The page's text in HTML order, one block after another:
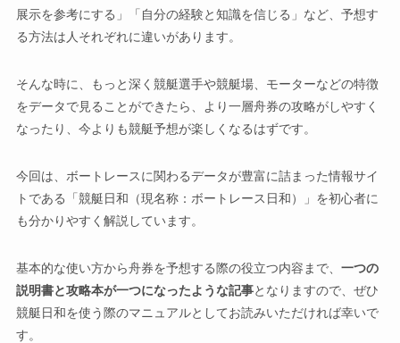
展示を参考にする」「自分の経験と知識を信じる」など、予想す
る方法は人それぞれに違いがあります。
そんな時に、もっと深く競艇選手や競艇場、モーターなどの特徴
をデータで見ることができたら、より一層舟券の攻略がしやすく
なったり、今よりも競艇予想が楽しくなるはずです。
今回は、ボートレースに関わるデータが豊富に詰まった情報サイ
トである「競艇日和（現名称：ボートレース日和）」を初心者に
も分かりやすく解説しています。
基本的な使い方から舟券を予想する際の役立つ内容まで、 一つの
説明書と攻略本が一つになったような記事となりますので、ぜひ
競艇日和を使う際のマニュアルとしてお読みいただければ幸いで
す。